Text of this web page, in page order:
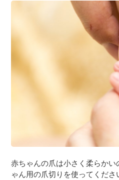
赤ちゃんの爪は小さく柔らかい
ゃん用の爪切りを使ってくだ